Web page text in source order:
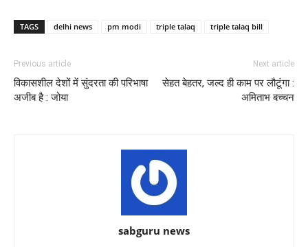
TAGS delhi news pm modi triple talaq triple talaq bill
Previous article
विकासशील देशों में सुंदरता की परिभाषा
अजीब है : जोया
Next article
सेहत बेहतर, जल्द ही काम पर लौटूंगा :
अमिताभ बच्चन
sabguru news